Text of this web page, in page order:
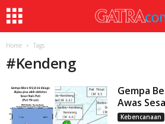
Home Tags
#Kendeng
Gempa
Awas
Kebencanaan